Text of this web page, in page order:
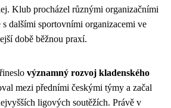
Klub procházel různými organizačními
s dalšími sportovními organizacemi ve
době běžnou praxí.
významný rozvoj kladenského
mezi předními českými týmy a začal
ligových soutěžích. Právě v